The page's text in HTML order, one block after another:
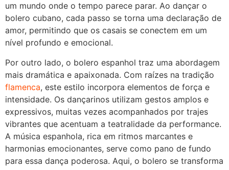
um mundo onde o tempo parece parar. Ao dançar o
bolero cubano, cada passo se torna uma declaração de
amor, permitindo que os casais se conectem em um
nível profundo e emocional.
Por outro lado, o bolero espanhol traz uma abordagem
mais dramática e apaixonada. Com raízes na tradição
flamenca, este estilo incorpora elementos de força e
intensidade. Os dançarinos utilizam gestos amplos e
expressivos, muitas vezes acompanhados por trajes
vibrantes que acentuam a teatralidade da performance.
A música espanhola, rica em ritmos marcantes e
harmonias emocionantes, serve como pano de fundo
para essa dança poderosa. Aqui, o bolero se transforma